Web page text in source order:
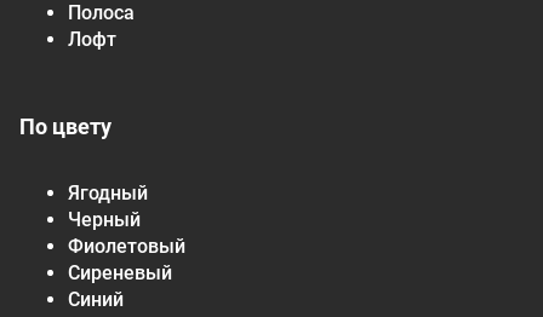
Полоса
Лофт
По цвету
Ягодный
Черный
Фиолетовый
Сиреневый
Синий